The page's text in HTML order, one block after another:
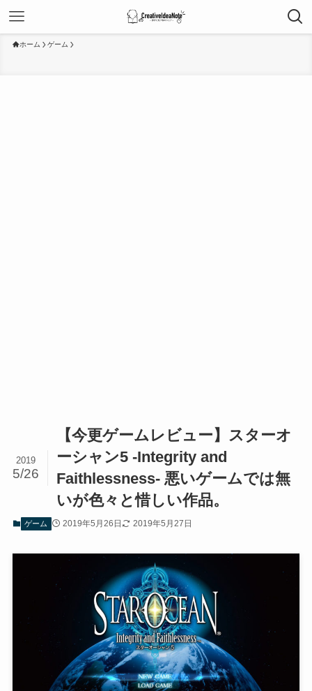
ホーム ゲーム
【今更ゲームレビュー】スターオ
ーシャン5 -Integrity and
Faithlessness- 悪いゲームでは無
いが色々と惜しい作品。
2019
5/26
ゲーム 2019年5月26日 2019年5月27日